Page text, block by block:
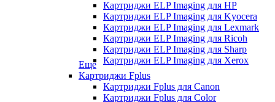
Картриджи ELP Imaging для HP
Картриджи ELP Imaging для Kyocera
Картриджи ELP Imaging для Lexmark
Картриджи ELP Imaging для Ricoh
Картриджи ELP Imaging для Sharp
Картриджи ELP Imaging для Xerox
Еще
Картриджи Fplus
Картриджи Fplus для Canon
Картриджи Fplus для Color